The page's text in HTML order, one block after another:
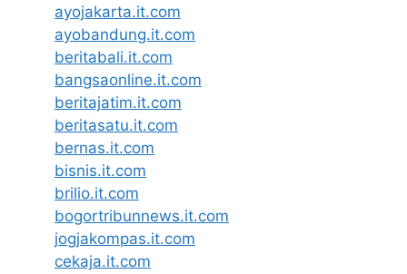
ayojakarta.it.com
ayobandung.it.com
beritabali.it.com
bangsaonline.it.com
beritajatim.it.com
beritasatu.it.com
bernas.it.com
bisnis.it.com
brilio.it.com
bogortribunnews.it.com
jogjakompas.it.com
cekaja.it.com